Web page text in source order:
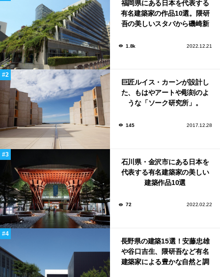
福岡県にある日本を代表する
有名建築家の作品10選。隈研
吾の美しいスタバから磯崎新
1.8k 2022.12.21
巨匠ルイス・カーンが設計し
た、もはやアートや彫刻のよ
うな「ソーク研究所」。
145 2017.12.28
石川県・金沢市にある日本を
代表する有名建築家の美しい
建築作品10選
72 2022.02.22
長野県の建築15選！安藤忠雄
や谷口吉生、隈研吾など有名
建築家による豊かな自然と調